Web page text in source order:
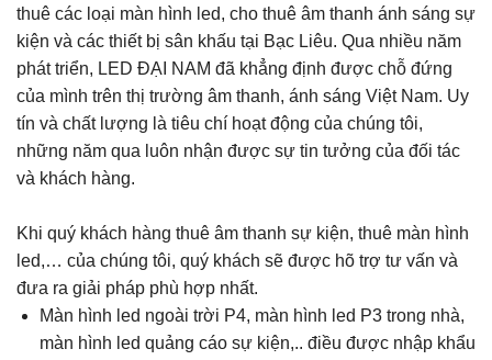
thuê các loại màn hình led, cho thuê âm thanh ánh sáng sự
kiện và các thiết bị sân khấu tại Bạc Liêu. Qua nhiều năm
phát triển, LED ĐẠI NAM đã khẳng định được chỗ đứng
của mình trên thị trường âm thanh, ánh sáng Việt Nam. Uy
tín và chất lượng là tiêu chí hoạt động của chúng tôi,
những năm qua luôn nhận được sự tin tưởng của đối tác
và khách hàng.
Khi quý khách hàng thuê âm thanh sự kiện, thuê màn hình
led,… của chúng tôi, quý khách sẽ được hõ trợ tư vấn và
đưa ra giải pháp phù hợp nhất.
Màn hình led ngoài trời P4, màn hình led P3 trong nhà,
màn hình led quảng cáo sự kiện,.. điều được nhập khẩu